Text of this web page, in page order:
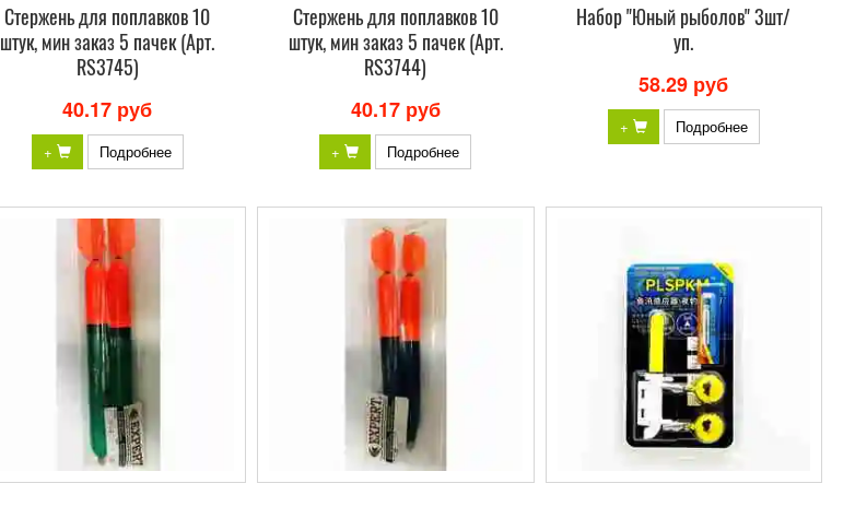
Стержень для поплавков 10
штук, мин заказ 5 пачек (Арт.
RS3745)
40.17 руб
+ Подробнее
Стержень для поплавков 10
штук, мин заказ 5 пачек (Арт.
RS3744)
40.17 руб
+ Подробнее
Набор "Юный рыболов" 3шт/
уп.
58.29 руб
+ Подробнее